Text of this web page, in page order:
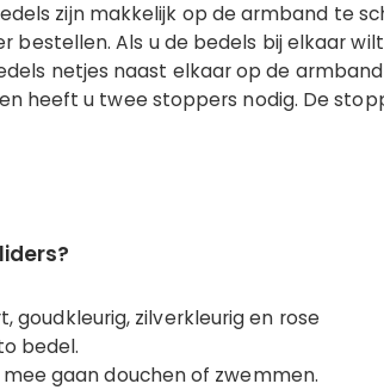
zijn makkelijk op de armband te
Als u de bedels bij elkaar
netjes naast elkaar op de
heeft u twee stoppers nodig. De
goudkleurig, zilverkleurig en rose
bedel.
gaan douchen of zwemmen.